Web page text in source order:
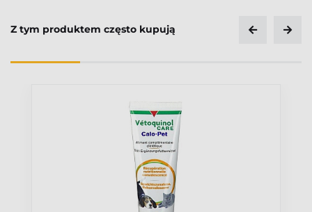
Z tym produktem często kupują